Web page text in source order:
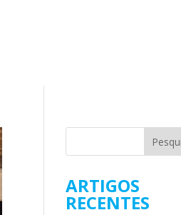
ARTIGOS
RECENTES